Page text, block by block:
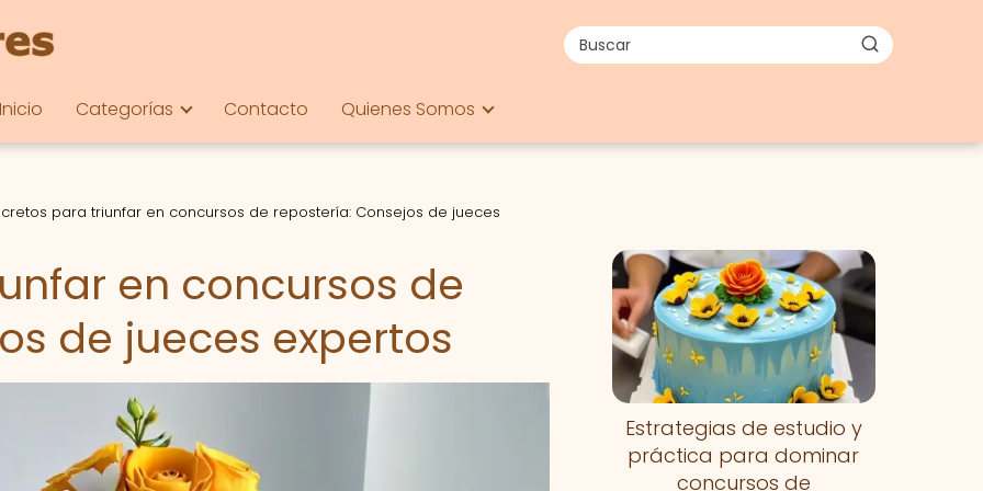
Inicio Categorías Contacto Quienes Somos
para triunfar en concursos de repostería: Consejos de jueces
en concursos de
de jueces expertos
Nuevo
Estrategias de estudio y
práctica para dominar
concursos de